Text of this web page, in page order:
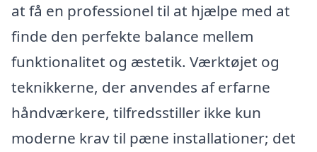
at få en professionel til at hjælpe med at
finde den perfekte balance mellem
funktionalitet og æstetik. Værktøjet og
teknikkerne, der anvendes af erfarne
håndværkere, tilfredsstiller ikke kun
moderne krav til pæne installationer; det